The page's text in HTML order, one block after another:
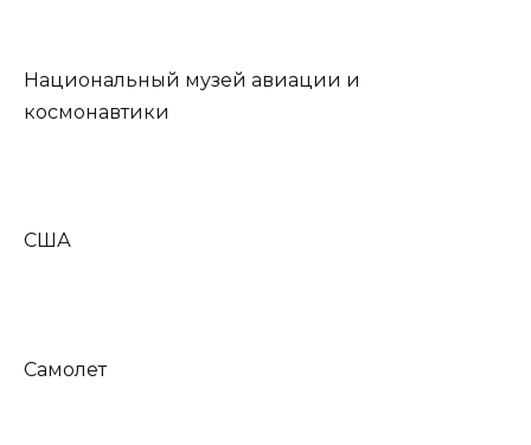
Национальный музей авиации и
космонавтики
США
Самолет